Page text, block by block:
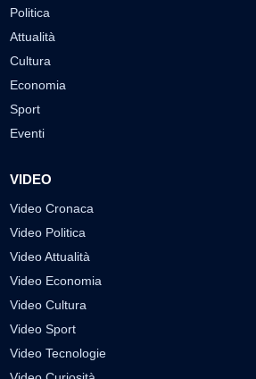
Politica
Attualità
Cultura
Economia
Sport
Eventi
VIDEO
Video Cronaca
Video Politica
Video Attualità
Video Economia
Video Cultura
Video Sport
Video Tecnologie